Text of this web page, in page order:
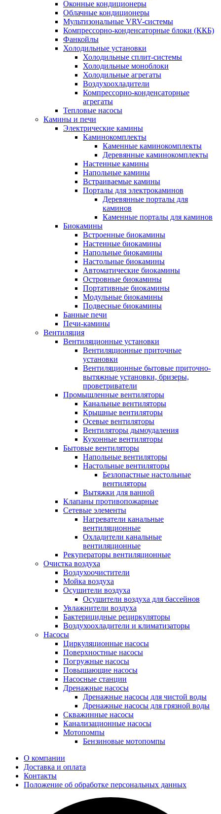
Оконные кондиционеры
Облачные кондиционеры
Мультизональные VRV-системы
Компрессорно-конденсаторные блоки (ККБ)
Фанкойлы
Холодильные установки
Холодильные сплит-системы
Холодильные моноблоки
Холодильные агрегаты
Воздухоохладители
Компрессорно-конденсаторные
агрегаты
Тепловые насосы
Камины и печи
Электрические камины
Каминокомплекты
Каменные каминокомплекты
Деревянные каминокомплекты
Настенные камины
Напольные камины
Встраиваемые камины
Порталы для электрокаминов
Деревянные порталы для
каминов
Каменные порталы для каминов
Биокамины
Встроенные биокамины
Настенные биокамины
Напольные биокамины
Настольные биокамины
Автоматические биокамины
Островные биокамины
Портативные биокамины
Модульные биокамины
Подвесные биокамины
Банные печи
Печи-камины
Вентиляция
Вентиляционные установки
Вентиляционные приточные
установки
Вентиляционные бытовые приточно-
вытяжные установки, бризеры,
проветриватели
Промышленные вентиляторы
Канальные вентиляторы
Крышные вентиляторы
Осевые вентиляторы
Вентиляторы дымоудаления
Кухонные вентиляторы
Бытовые вентиляторы
Напольные вентиляторы
Настольные вентиляторы
Безлопастные настольные
вентиляторы
Вытяжки для ванной
Клапаны противопожарные
Сетевые элементы
Нагреватели канальные
вентиляционные
Охладители канальные
вентиляционные
Рекуператоры вентиляционные
Очистка воздуха
Воздухоочистители
Мойка воздуха
Осушители воздуха
Осушители воздуха для бассейнов
Увлажнители воздуха
Бактерицидные рециркуляторы
Воздухоохладители и климатизаторы
Насосы
Циркуляционные насосы
Поверхностные насосы
Погружные насосы
Повышающие насосы
Насосные станции
Дренажные насосы
Дренажные насосы для чистой воды
Дренажные насосы для грязной воды
Скважинные насосы
Канализационные насосы
Мотопомпы
Бензиновые мотопомпы
О компании
Доставка и оплата
Контакты
Положение об обработке персональных данных